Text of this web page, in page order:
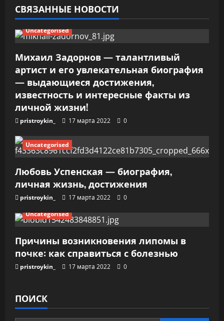
а
п
и
с
я
м
СВЯЗАННЫЕ НОВОСТИ
Uncategorised
Михаил Задорнов — талантливый
артист и его увлекательная биография
— выдающиеся достижения,
известность и интересные факты из
личной жизни!
pristroykin_ 17 марта 2022 0
Uncategorised
Любовь Успенская — биография,
личная жизнь, достижения
pristroykin_ 17 марта 2022
0
Uncategorised
Причины возникновения липомы в
почке: как справиться с болезнью
pristroykin_ 17 марта 2022 0
ПОИСК